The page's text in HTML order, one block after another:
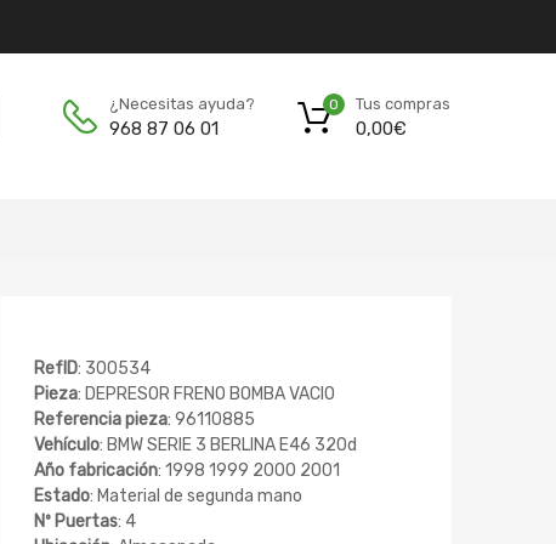
¿Necesitas ayuda?
968 87 06 01
Tus compras
0,00€
0
RefID: 300534
Pieza: DEPRESOR FRENO BOMBA VACIO
Referencia pieza: 96110885
Vehículo: BMW SERIE 3 BERLINA E46 320d
Año fabricación: 1998 1999 2000 2001
Estado: Material de segunda mano
Nº Puertas: 4